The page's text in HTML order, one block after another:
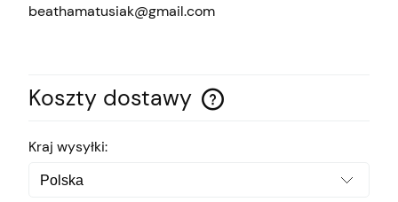
beathamatusiak@gmail.com
Koszty dostawy
Cena nie zawiera ewentualnych kosztów płatności
Kraj wysyłki: